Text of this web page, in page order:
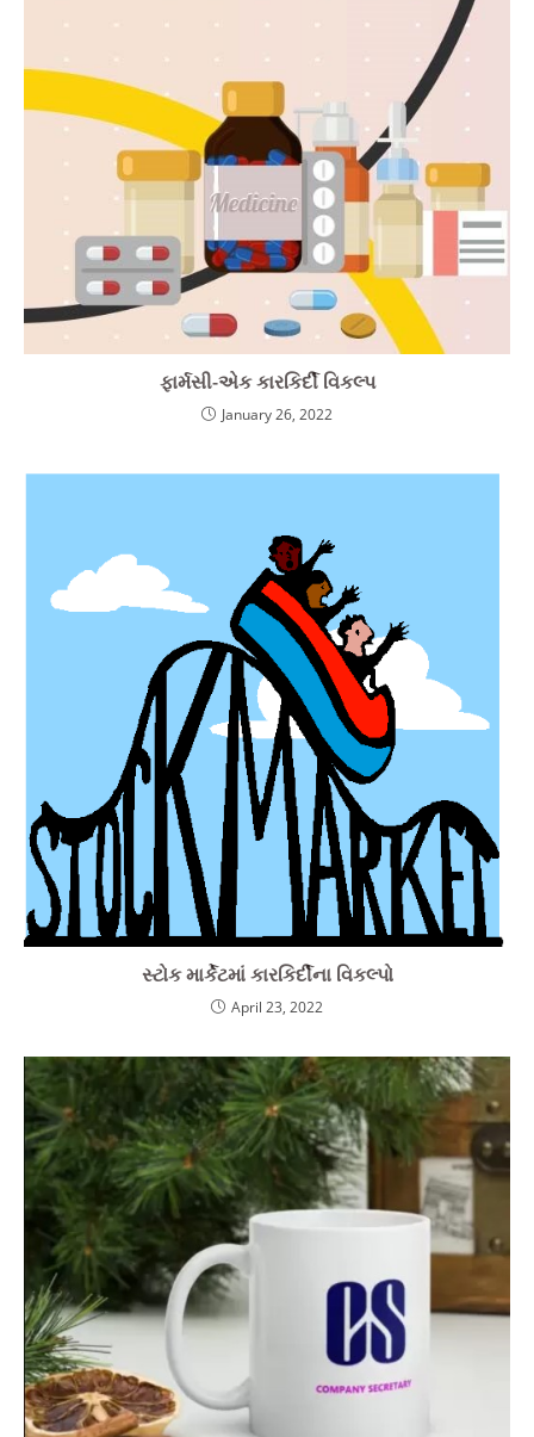
ફાર્મસી-એક કારકિર્દી વિકલ્પ
January 26, 2022
સ્ટોક માર્કેટમાં કારકિર્દીના વિકલ્પો
April 23, 2022